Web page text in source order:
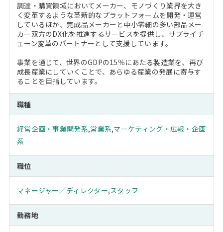
調達・購買領域においてメーカー、モノづくり業界を大き
く変革するような革新的なプラットフォームを開発・運営
しているほか、完成品メーカーと中小零細の多い部品メー
カー双方のDX化を推進するサービスを提供し、サプライチ
ェーン変革のパートナーとして支援しています。
事業を通じて、世界のGDPの15％にあたる製造業を、再び
成長産業にしていくことで、あらゆる産業の発展に寄与す
ることを目指しています。
職種
経営企画・事業開発系,営業系,マーケティング・広報・企画
系
職位
マネージャー／ディレクター,スタッフ
勤務地